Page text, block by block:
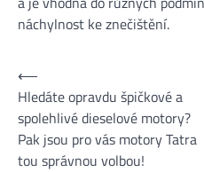
náchylnost ke znečištění.
Navigace
pro
příspěvek
⟵
Hledáte opravdu špičkové a
spolehlivé dieselové motory?
Pak jsou pro vás motory Tatra
tou správnou volbou!